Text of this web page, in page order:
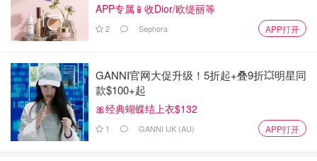
APP专属📱收Dior/欧缇丽等
2 Sephora APP打开
GANNI官网大促升级！5折起+叠9折💥明星同
款$100+起
🎀经典蝴蝶结上衣$132
1 GANNI UK (AU) APP打开